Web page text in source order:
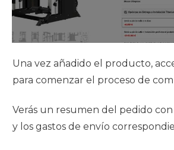
Una vez añadido el producto,
para comenzar el proceso de
Verás un resumen del pedido
y los gastos de envío